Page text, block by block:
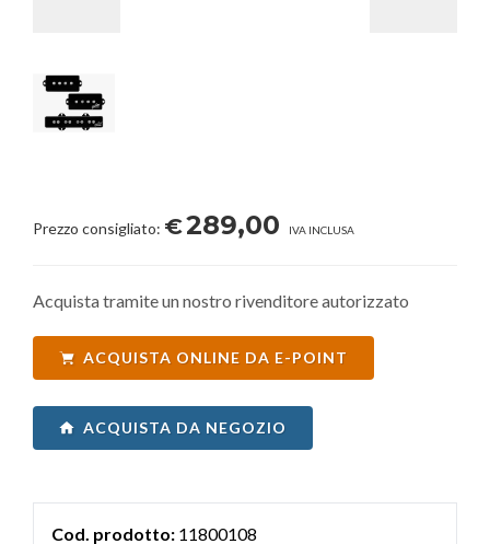
Prezzo consigliato: €289,00 IVA INCLUSA
Acquista tramite un nostro rivenditore autorizzato
ACQUISTA ONLINE DA E-POINT
ACQUISTA DA NEGOZIO
Cod. prodotto: 11800108